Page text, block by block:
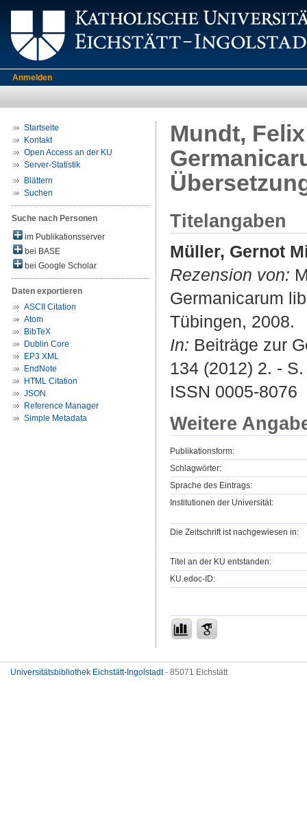
Anmelden
Startseite
Kontakt
Open Access an der KU
Server-Statistik
Blättern
Suchen
Suche nach Personen
im Publikationsserver
bei BASE
bei Google Scholar
Daten exportieren
ASCII Citation
Atom
BibTeX
Dublin Core
EP3 XML
EndNote
HTML Citation
JSON
Reference Manager
Simple Metadata
Mundt,
Titelangaben
Müller, Gernot
Rezension von:
Germanicarum
Tübingen, 2008.
In: Beiträge zur
134 (2012) 2. -
ISSN 0005-8076
Weitere
Publikationsform:
Schlagwörter:
Sprache des Eintrags:
Institutionen der Universität:
Die Zeitschrift ist nachgewiesen in:
Titel an der KU entstanden:
KU.edoc-ID:
Universitätsbibliothek Eichstätt-Ingolstadt- 85071 Eichstätt